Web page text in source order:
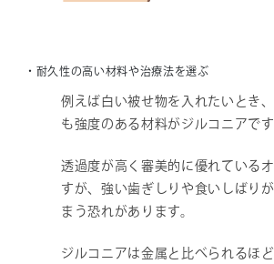
・耐久性の高い材料や治療法を選ぶ
例えば白い被せ物を入れたいとき
も強度のある材料がジルコニアです
透過度が高く審美的に優れている
すが、強い歯ぎしりや食いしばり
まう恐れがあります。
ジルコニアは金属と比べられるほ